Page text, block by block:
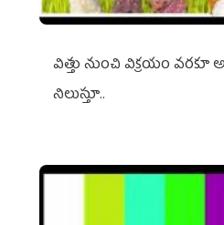
విత్తు నుంచి విక్రయం
నిలుస్తూ..